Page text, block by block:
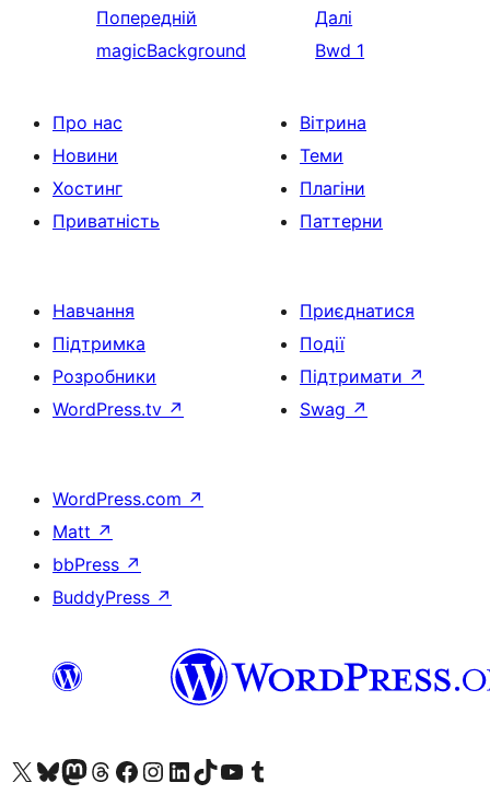
Попередній
magicBackground
Далі
Bwd 1
Про нас
Новини
Хостинг
Приватність
Вітрина
Теми
Плагіни
Паттерни
Навчання
Підтримка
Розробники
WordPress.tv ↗
Приєднатися
Події
Підтримати ↗
Swag ↗
WordPress.com ↗
Matt ↗
bbPress ↗
BuddyPress ↗
Visit our X (formerly Twitter) account
Visit our Bluesky account
Завітайте до нашої стрічки в Mastodon
Visit our Threads account
Завітайте на нашу сторінку в Facebook
Visit our Instagram account
Visit our LinkedIn account
Visit our TikTok account
Visit our YouTube channel
Visit our Tumblr account